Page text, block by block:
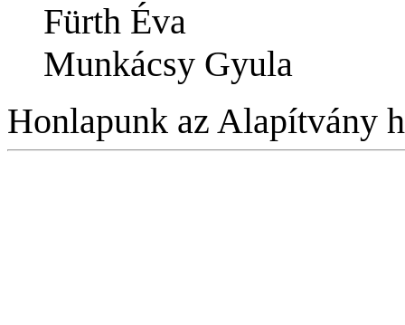
Fürth Éva
Munkácsy Gyula
Honlapunk az Alapítvány